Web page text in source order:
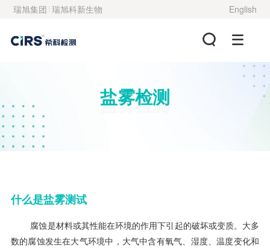
瑞旭集团 瑞旭科新生物 English
盐雾检测
盐雾检测
什么是盐雾测试
腐蚀是材料或其性能在环境的作用下引起的破坏或变质。大多
数的腐蚀发生在大气环境中，大气中含有氧气、湿度、温度变化和